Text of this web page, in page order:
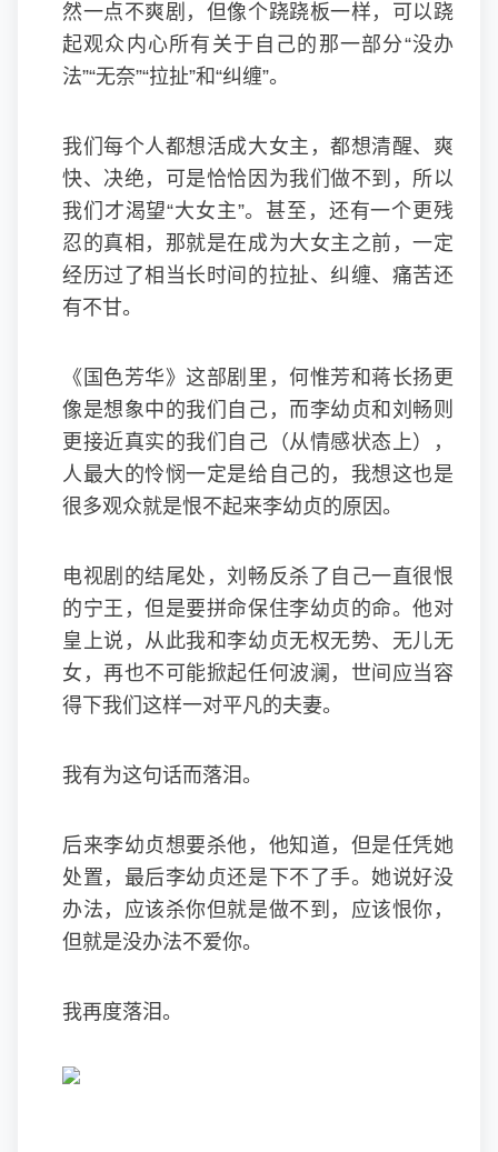
然一点不爽剧，但像个跷跷板一样，可以跷
起观众内心所有关于自己的那一部分“没办
法”“无奈”“拉扯”和“纠缠”。
我们每个人都想活成大女主，都想清醒、爽
快、决绝，可是恰恰因为我们做不到，所以
我们才渴望“大女主”。甚至，还有一个更残
忍的真相，那就是在成为大女主之前，一定
经历过了相当长时间的拉扯、纠缠、痛苦还
有不甘。
《国色芳华》这部剧里，何惟芳和蒋长扬更
像是想象中的我们自己，而李幼贞和刘畅则
更接近真实的我们自己（从情感状态上），
人最大的怜悯一定是给自己的，我想这也是
很多观众就是恨不起来李幼贞的原因。
电视剧的结尾处，刘畅反杀了自己一直很恨
的宁王，但是要拼命保住李幼贞的命。他对
皇上说，从此我和李幼贞无权无势、无儿无
女，再也不可能掀起任何波澜，世间应当容
得下我们这样一对平凡的夫妻。
我有为这句话而落泪。
后来李幼贞想要杀他，他知道，但是任凭她
处置，最后李幼贞还是下不了手。她说好没
办法，应该杀你但就是做不到，应该恨你，
但就是没办法不爱你。
我再度落泪。